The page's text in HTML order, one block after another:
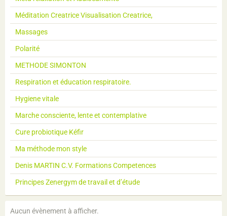
Méditation Creatrice Visualisation Creatrice,
Massages
Polarité
METHODE SIMONTON
Respiration et éducation respiratoire.
Hygiene vitale
Marche consciente, lente et contemplative
Cure probiotique Kéfir
Ma méthode mon style
Denis MARTIN C.V. Formations Competences
Principes Zenergym de travail et d’étude
Aucun évènement à afficher.